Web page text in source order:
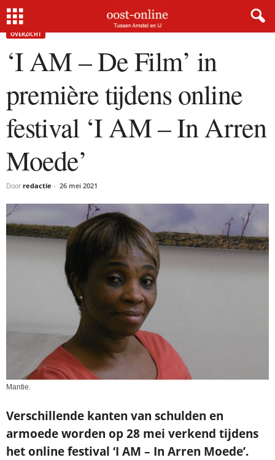
Home ‘I AM – De Film’ in première tijdens online festival ‘I AM...
OVERZICHT
‘I AM – De Film’ in
première tijdens online
festival ‘I AM – In Arren
Moede’
Door redactie - 26 mei 2021
Mantie.
Verschillende kanten van schulden en
armoede worden op 28 mei verkend tijdens
het online festival ‘I AM – In Arren Moede’.